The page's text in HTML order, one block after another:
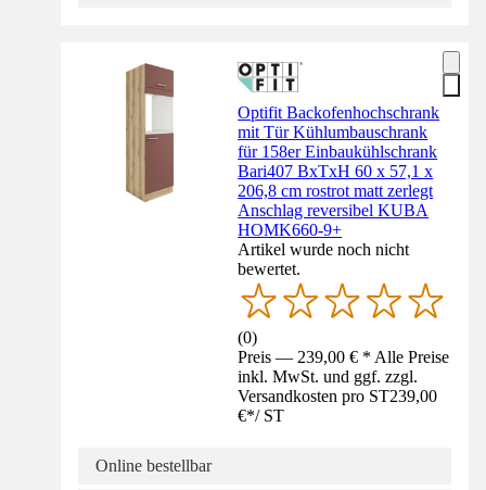
Optifit Backofenhochschrank
mit Tür Kühlumbauschrank
für 158er Einbaukühlschrank
Bari407 BxTxH 60 x 57,1 x
206,8 cm rostrot matt zerlegt
Anschlag reversibel KUBA
HOMK660-9+
Artikel wurde noch nicht
bewertet.
(0)
Preis — 239,00 € * Alle Preise
inkl. MwSt. und ggf. zzgl.
Versandkosten pro ST239,00
€*/ ST
Online bestellbar